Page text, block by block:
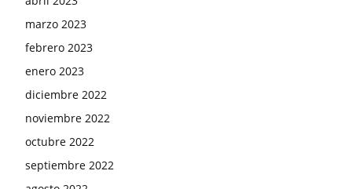
marzo 2023
febrero 2023
enero 2023
diciembre 2022
noviembre 2022
octubre 2022
septiembre 2022